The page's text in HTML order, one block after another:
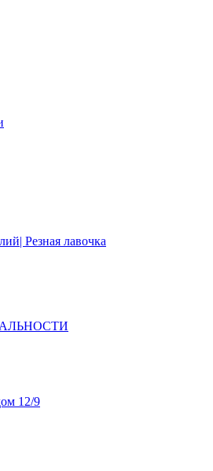
Резная лавочка
12/9